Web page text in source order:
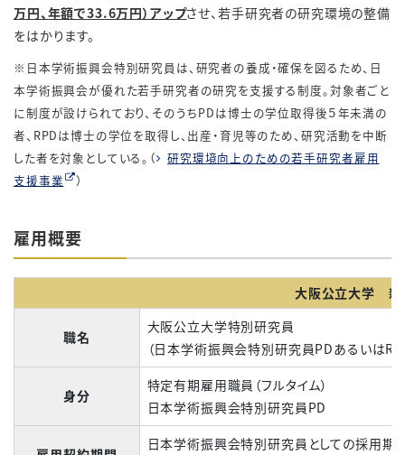
万円、年額で33.6万円）アップさせ、若手研究者の研究環境の整備
をはかります。
※日本学術振興会特別研究員は、研究者の養成・確保を図るため、日
本学術振興会が優れた若手研究者の研究を支援する制度。対象者ごと
に制度が設けられており、そのうちPDは博士の学位取得後５年未満の
者、RPDは博士の学位を取得し、出産・育児等のため、研究活動を中断
した者を対象としている。（
研究環境向上のための若手研究者雇用
支援事業
）
雇用概要
大阪公立大学 新
職名
大阪公立大学特別研究員
（日本学術振興会特別研究員PDあるいは
身分
特定有期雇用職員（フルタイム）
日本学術振興会特別研究員 PD
日本学術振興会特別研究員としての採用期